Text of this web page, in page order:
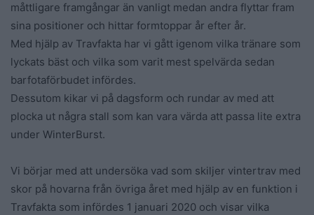
måttligare framgångar än vanligt medan andra flyttar fram
sina positioner och hittar formtoppar år efter år.
Med hjälp av Travfakta har vi gått igenom vilka tränare som
lyckats bäst och vilka som varit mest spelvärda sedan
barfotaförbudet infördes.
Dessutom kikar vi på dagsform och rundar av med att
plocka ut några stall som kan vara värda att passa lite extra
under WinterBurst.
Vi börjar med att undersöka vad som skiljer vintertrav med
skor på hovarna från övriga året med hjälp av en funktion i
Travfakta som infördes 1 januari 2020 och visar vilka